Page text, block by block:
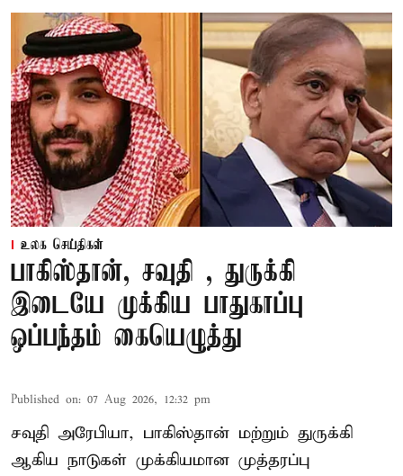
உலக செய்திகள்
பாகிஸ்தான், சவுதி , துருக்கி
இடையே முக்கிய பாதுகாப்பு
ஒப்பந்தம் கையெழுத்து
Published on: 07 Aug 2026, 12:32 pm
சவுதி அரேபியா, பாகிஸ்தான் மற்றும் துருக்கி
ஆகிய நாடுகள் முக்கியமான முத்தரப்பு